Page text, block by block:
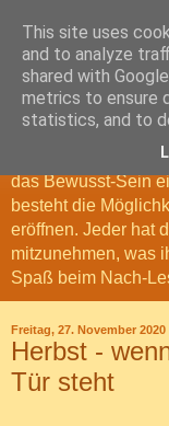
Nach-
Meine Nach-Denk-
Gedanken, die das
Nach-Denken
das Bewusst-Sein
besteht die
eröffnen. Jeder hat
mitzunehmen, was
Spaß beim Nach-
Freitag, 27. November 2020
Herbst -
Tür steht
This site uses
and to analyze
shared with
metrics to ensure
statistics, and to